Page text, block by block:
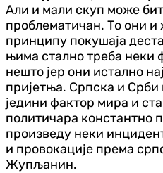
Али и мали скуп може
проблематичан. То они и
принципу покушаја
њима стално треба неки
нешто јер они истално
пријетња. Српска и Срби
једини фактор мира и
политичара константно
произведу неки
и провокације према
Жупљанин.